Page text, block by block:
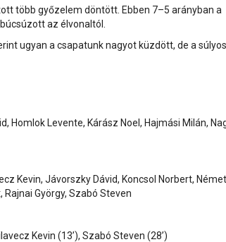
több győzelem döntött. Ebben 7–5 arányban a
az élvonaltól.
ugyan a csapatunk nagyot küzdött, de a súlyos
Homlok Levente, Kárász Noel, Hajmási Milán,
Kevin, Jávorszky Dávid, Koncsol Norbert,
György, Szabó Steven
Kevin (13’), Szabó Steven (28’)